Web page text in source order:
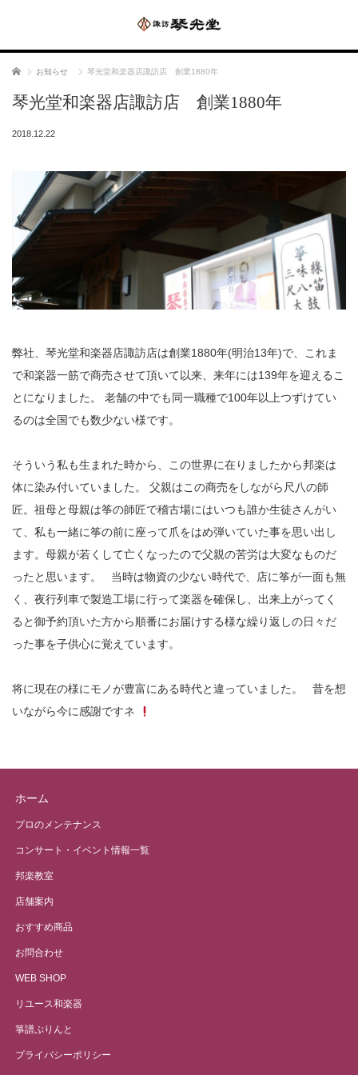
ホーム お知らせ 琴光堂和楽器店諏訪店 創業1880年
琴光堂和楽器店諏訪店 創業1880年
2018.12.22
弊社、琴光堂和楽器店諏訪店は創業1880年(明治13年)で、これま
で和楽器一筋で商売させて頂いて以来、来年には139年を迎えるこ
とになりました。 老舗の中でも同一職種で100年以上つずけてい
るのは全国でも数少ない様です。
そういう私も生まれた時から、この世界に在りましたから邦楽は
体に染み付いていました。 父親はこの商売をしながら尺八の師
匠。祖母と母親は筝の師匠で稽古場にはいつも誰か生徒さんがい
て、私も一緒に筝の前に座って爪をはめ弾いていた事を思い出し
ます。母親が若くして亡くなったので父親の苦労は大変なものだ
ったと思います。 当時は物資の少ない時代で、店に筝が一面も無
く、夜行列車で製造工場に行って楽器を確保し、出来上がってく
ると御予約頂いた方から順番にお届けする様な繰り返しの日々だ
った事を子供心に覚えています。
将に現在の様にモノが豊富にある時代と違っていました。 昔を想
いながら今に感謝ですネ
ホーム
プロのメンテナンス
コンサート・イベント情報一覧
邦楽教室
店舗案内
おすすめ商品
お問合わせ
WEB SHOP
リユース和楽器
箏譜ぷりんと
プライバシーポリシー